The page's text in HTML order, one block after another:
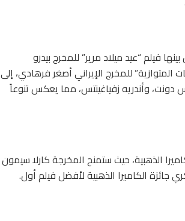
العالم، من بينها فيلم “عيد ميلاد مرير” للمخرج بيدرو
المتوازية” للمخرج الإيراني أصغر فرهادي، إلى
وأندريه زفياغينتس، مما يعكس تنوعاً
الذهبية، حيث ستمنح المخرجة كارلا سيمون
جائزة الكاميرا الذهبية لأفضل فيلم أول.